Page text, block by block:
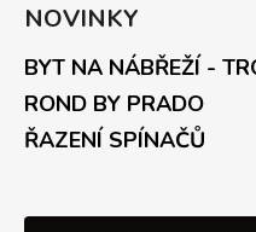
NOVINKY
BYT NA NÁBŘEŽÍ -
ROND BY PRADO
ŘAZENÍ SPÍNAČŮ